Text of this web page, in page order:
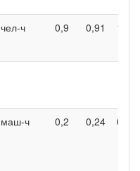
чел-ч 0,9 0,91 1,26
маш-ч 0,2 0,24 0,52